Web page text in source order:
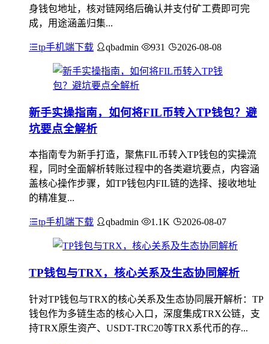
身钱包地址，核对链网络后确认并支付矿工费即可完
成，用途涵盖归集...
tp手机端下载 qbadmin 931 2026-08-08
新手实操指南，如何将FIL币转入TP钱包？避
坑要点全解析
本指南专为新手打造，聚焦FIL币转入TP钱包的实操流
程，同时全面解析转账过程中的各类避坑要点，内容涵
盖核心操作步骤，如TP钱包内FIL链的选择、接收地址
的精准复...
tp手机端下载 qbadmin 1.1K 2026-08-07
TP钱包与TRX，核心关系及生态协同解析
针对TP钱包与TRX的核心关系及生态协同展开解析：TP
钱包作为多链生态的核心入口，深度集成TRX公链，支
持TRX原生资产、USDT-TRC20等TRX系代币的存...